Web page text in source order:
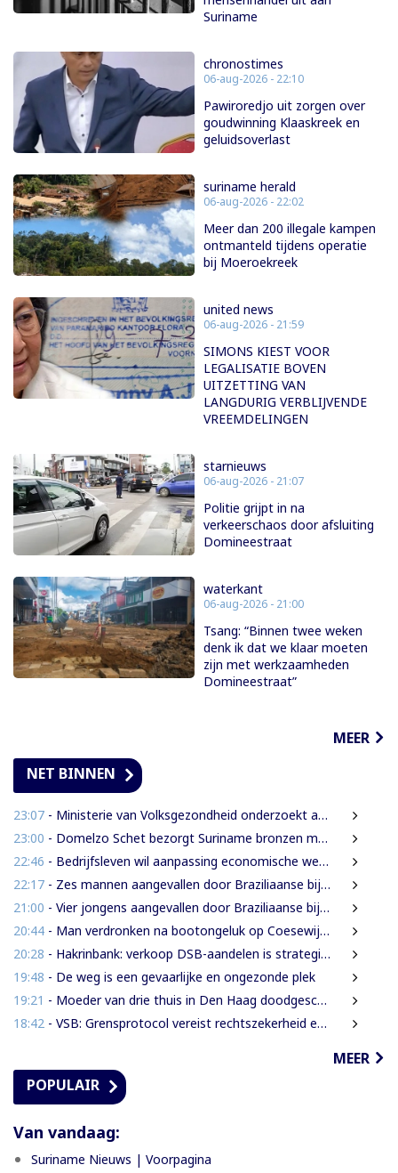
Suriname
chronostimes
06-aug-2026 - 22:10
Pawiroredjo uit zorgen over
goudwinning Klaaskreek en
geluidsoverlast
suriname herald
06-aug-2026 - 22:02
Meer dan 200 illegale kampen
ontmanteld tijdens operatie
bij Moeroekreek
united news
06-aug-2026 - 21:59
SIMONS KIEST VOOR
LEGALISATIE BOVEN
UITZETTING VAN
LANGDURIG VERBLIJVENDE
VREEMDELINGEN
starnieuws
06-aug-2026 - 21:07
Politie grijpt in na
verkeerschaos door afsluiting
Domineestraat
waterkant
06-aug-2026 - 21:00
Tsang: “Binnen twee weken
denk ik dat we klaar moeten
zijn met werkzaamheden
Domineestraat”
MEER
NET BINNEN
23:07 - Ministerie van Volksgezondheid onderzoekt aanbieders van onbewezen middelen tegen nierfalen
23:00 - Domelzo Schet bezorgt Suriname bronzen medaille op CAC-Spelen
22:46 - Bedrijfsleven wil aanpassing economische wetsontwerpen vóór verdere behandeling
22:17 - Zes mannen aangevallen door Braziliaanse bijen tijdens zoektocht naar leguanen
21:00 - Vier jongens aangevallen door Braziliaanse bijen tijdens leguanenjacht
20:44 - Man verdronken na bootongeluk op Coesewijnerivier
20:28 - Hakrinbank: verkoop DSB-aandelen is strategische keuze
19:48 - De weg is een gevaarlijke en ongezonde plek
19:21 - Moeder van drie thuis in Den Haag doodgeschoten; verdachte ex-partner opgepakt na vluchten
18:42 - VSB: Grensprotocol vereist rechtszekerheid en harde waarborgen
MEER
POPULAIR
Van vandaag:
Suriname Nieuws | Voorpagina